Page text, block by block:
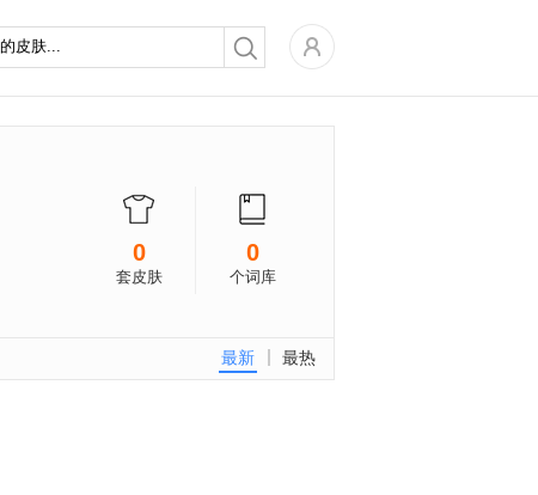
0
套皮肤
0
个词库
最热
最新